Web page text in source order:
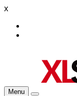
x
Menu